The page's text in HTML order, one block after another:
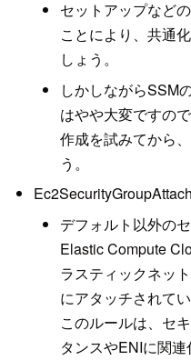
セットアップなど
ことにより、共通
しょう。
しかしながらSSM
はやや大変ですの
作成を試みてから
う。
デフォルト以外の
Elastic Compute
ラスティックネッ
にアタッチされて
このルールは、セ
タンスやENIに関連